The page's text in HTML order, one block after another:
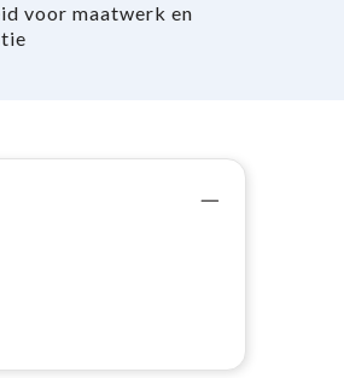
voor maatwerk en